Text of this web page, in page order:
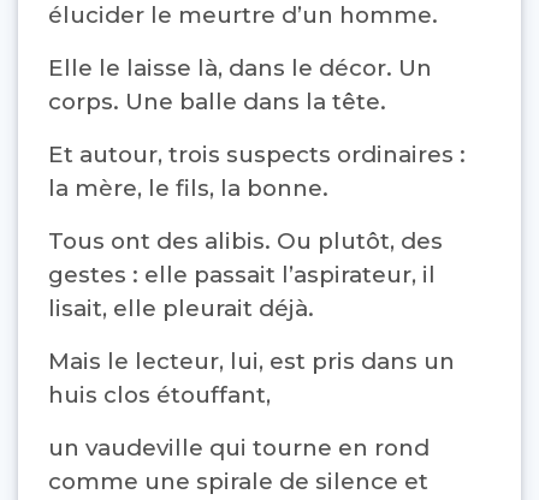
élucider le meurtre d’un homme.
Elle le laisse là, dans le décor. Un
corps. Une balle dans la tête.
Et autour, trois suspects ordinaires :
la mère, le fils, la bonne.
Tous ont des alibis. Ou plutôt, des
gestes : elle passait l’aspirateur, il
lisait, elle pleurait déjà.
Mais le lecteur, lui, est pris dans un
huis clos étouffant,
un vaudeville qui tourne en rond
comme une spirale de silence et